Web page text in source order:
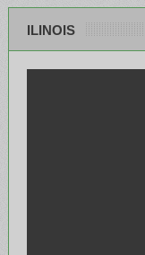
ILINOIS